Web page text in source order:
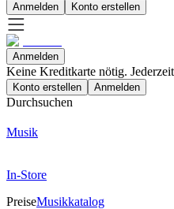
Anmelden Konto erstellen
Anmelden
Keine Kreditkarte nötig.
Konto erstellen Anmelden
Durchsuchen
Musik
In-Store
PreiseMusikkatalog